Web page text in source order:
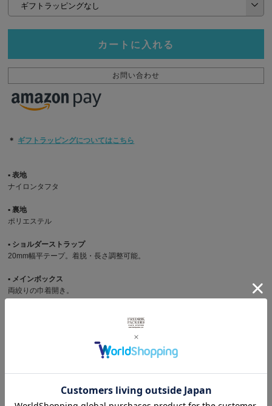
カートに入れる
お問い合わせ
＊ ギフトラッピングについてはこちら
▪︎ 表地
ナイロンタフタ
▪︎ 裏地
ポリエステル
▪︎ ショルダーストラップ
20mm幅平テープ。着脱・長さ調整可能。
▪︎ メインボックス
両絞りの巾着開き。
フロント / コンシールファスナー17cm開口。 インナー / 深さ3cm・幅15cmの